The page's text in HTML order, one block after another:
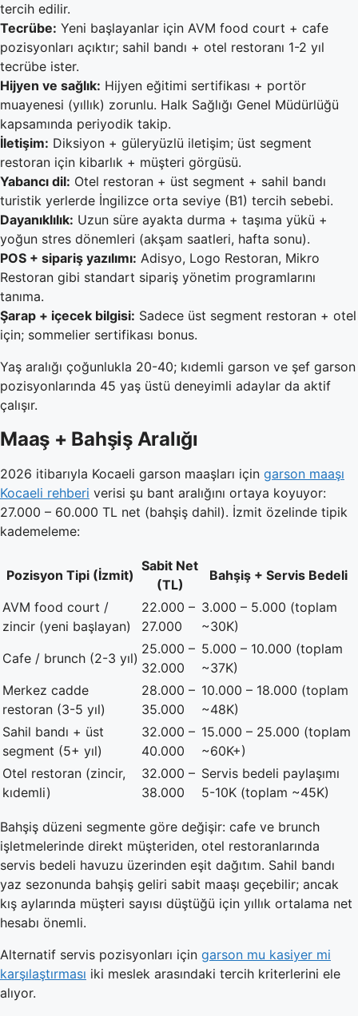
tercih edilir.
Tecrübe: Yeni başlayanlar için AVM food court + cafe
pozisyonları açıktır; sahil bandı + otel restoranı 1-2 yıl
tecrübe ister.
Hijyen ve sağlık: Hijyen eğitimi sertifikası + portör
muayenesi (yıllık) zorunlu. Halk Sağlığı Genel Müdürlüğü
kapsamında periyodik takip.
İletişim: Diksiyon + güleryüzlü iletişim; üst segment
restoran için kibarlık + müşteri görgüsü.
Yabancı dil: Otel restoran + üst segment + sahil bandı
turistik yerlerde İngilizce orta seviye (B1) tercih sebebi.
Dayanıklılık: Uzun süre ayakta durma + taşıma yükü +
yoğun stres dönemleri (akşam saatleri, hafta sonu).
POS + sipariş yazılımı: Adisyo, Logo Restoran, Mikro
Restoran gibi standart sipariş yönetim programlarını
tanıma.
Şarap + içecek bilgisi: Sadece üst segment restoran + otel
için; sommelier sertifikası bonus.
Yaş aralığı çoğunlukla 20-40; kıdemli garson ve şef garson
pozisyonlarında 45 yaş üstü deneyimli adaylar da aktif
çalışır.
Maaş + Bahşiş Aralığı
2026 itibarıyla Kocaeli garson maaşları için garson maaşı
Kocaeli rehberi verisi şu bant aralığını ortaya koyuyor:
27.000 – 60.000 TL net (bahşiş dahil). İzmit özelinde tipik
kademeleme:
Pozisyon Tipi (İzmit)
Sabit Net
(TL)
Bahşiş + Servis Bedeli
AVM food court /
zincir (yeni başlayan)
22.000 –
27.000
3.000 – 5.000 (toplam
~30K)
Cafe / brunch (2-3 yıl)
25.000 –
32.000
5.000 – 10.000 (toplam
~37K)
Merkez cadde
restoran (3-5 yıl)
28.000 –
35.000
10.000 – 18.000 (toplam
~48K)
Sahil bandı + üst
segment (5+ yıl)
32.000 –
40.000
15.000 – 25.000 (toplam
~60K+)
Otel restoran (zincir,
kıdemli)
32.000 –
38.000
Servis bedeli paylaşımı
5-10K (toplam ~45K)
Bahşiş düzeni segmente göre değişir: cafe ve brunch
işletmelerinde direkt müşteriden, otel restoranlarında
servis bedeli havuzu üzerinden eşit dağıtım. Sahil bandı
yaz sezonunda bahşiş geliri sabit maaşı geçebilir; ancak
kış aylarında müşteri sayısı düştüğü için yıllık ortalama net
hesabı önemli.
Alternatif servis pozisyonları için garson mu kasiyer mi
karşılaştırması iki meslek arasındaki tercih kriterlerini ele
alıyor.